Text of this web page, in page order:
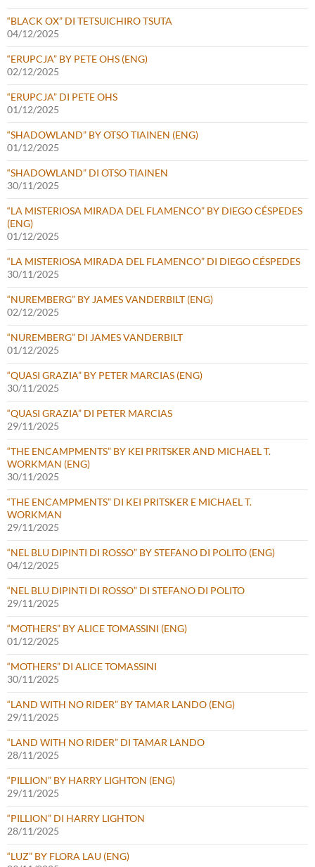
“BLACK OX” DI TETSUICHIRO TSUTA
04/12/2025
“ERUPCJA” BY PETE OHS (ENG)
02/12/2025
“ERUPCJA” DI PETE OHS
01/12/2025
“SHADOWLAND” BY OTSO TIAINEN (ENG)
01/12/2025
“SHADOWLAND” DI OTSO TIAINEN
30/11/2025
“LA MISTERIOSA MIRADA DEL FLAMENCO” BY DIEGO CÉSPEDES
(ENG)
01/12/2025
“LA MISTERIOSA MIRADA DEL FLAMENCO” DI DIEGO CÉSPEDES
30/11/2025
“NUREMBERG” BY JAMES VANDERBILT (ENG)
02/12/2025
“NUREMBERG” DI JAMES VANDERBILT
01/12/2025
“QUASI GRAZIA” BY PETER MARCIAS (ENG)
30/11/2025
“QUASI GRAZIA” DI PETER MARCIAS
29/11/2025
“THE ENCAMPMENTS” BY KEI PRITSKER AND MICHAEL T.
WORKMAN (ENG)
30/11/2025
“THE ENCAMPMENTS” DI KEI PRITSKER E MICHAEL T.
WORKMAN
29/11/2025
“NEL BLU DIPINTI DI ROSSO” BY STEFANO DI POLITO (ENG)
04/12/2025
“NEL BLU DIPINTI DI ROSSO” DI STEFANO DI POLITO
29/11/2025
“MOTHERS” BY ALICE TOMASSINI (ENG)
01/12/2025
“MOTHERS” DI ALICE TOMASSINI
30/11/2025
“LAND WITH NO RIDER” BY TAMAR LANDO (ENG)
29/11/2025
“LAND WITH NO RIDER” DI TAMAR LANDO
28/11/2025
“PILLION” BY HARRY LIGHTON (ENG)
29/11/2025
“PILLION” DI HARRY LIGHTON
28/11/2025
“LUZ” BY FLORA LAU (ENG)